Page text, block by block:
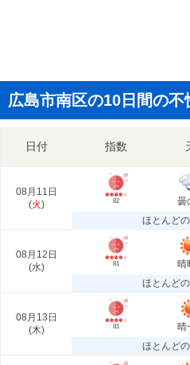
広島市南区の10日間の不
日付 指数
08月11日
(火) 82 曇
ほとんど
08月12日
(水) 81 晴
ほとんど
08月13日
(木) 81 晴
ほとんど